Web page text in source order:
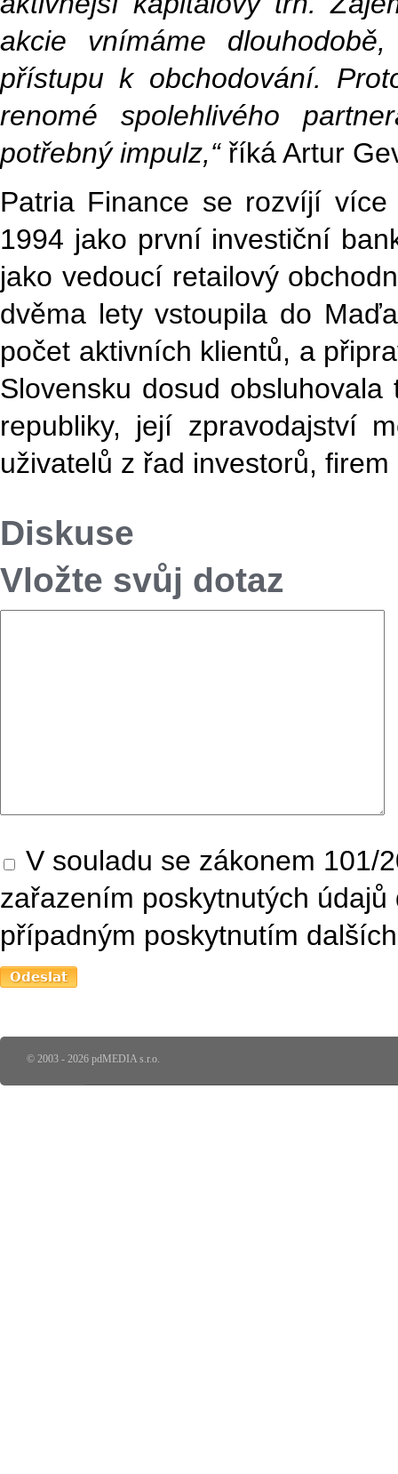
akcie vnímáme
přístupu k obchodování.
renomé spolehlivého
potřebný impulz,“říká Artur
Patria Finance se rozvíjí
1994 jako první investiční
jako vedoucí retailový
dvěma lety vstoupila do
počet aktivních klientů, a
Slovensku dosud
republiky, její zpravodajství
uživatelů z řad investorů,
Diskuse
Vložte svůj dotaz
V souladu se zákonem 101/
zařazením poskytnutých
případným poskytnutím
© 2003 - 2026 pdMEDIA s.r.o.